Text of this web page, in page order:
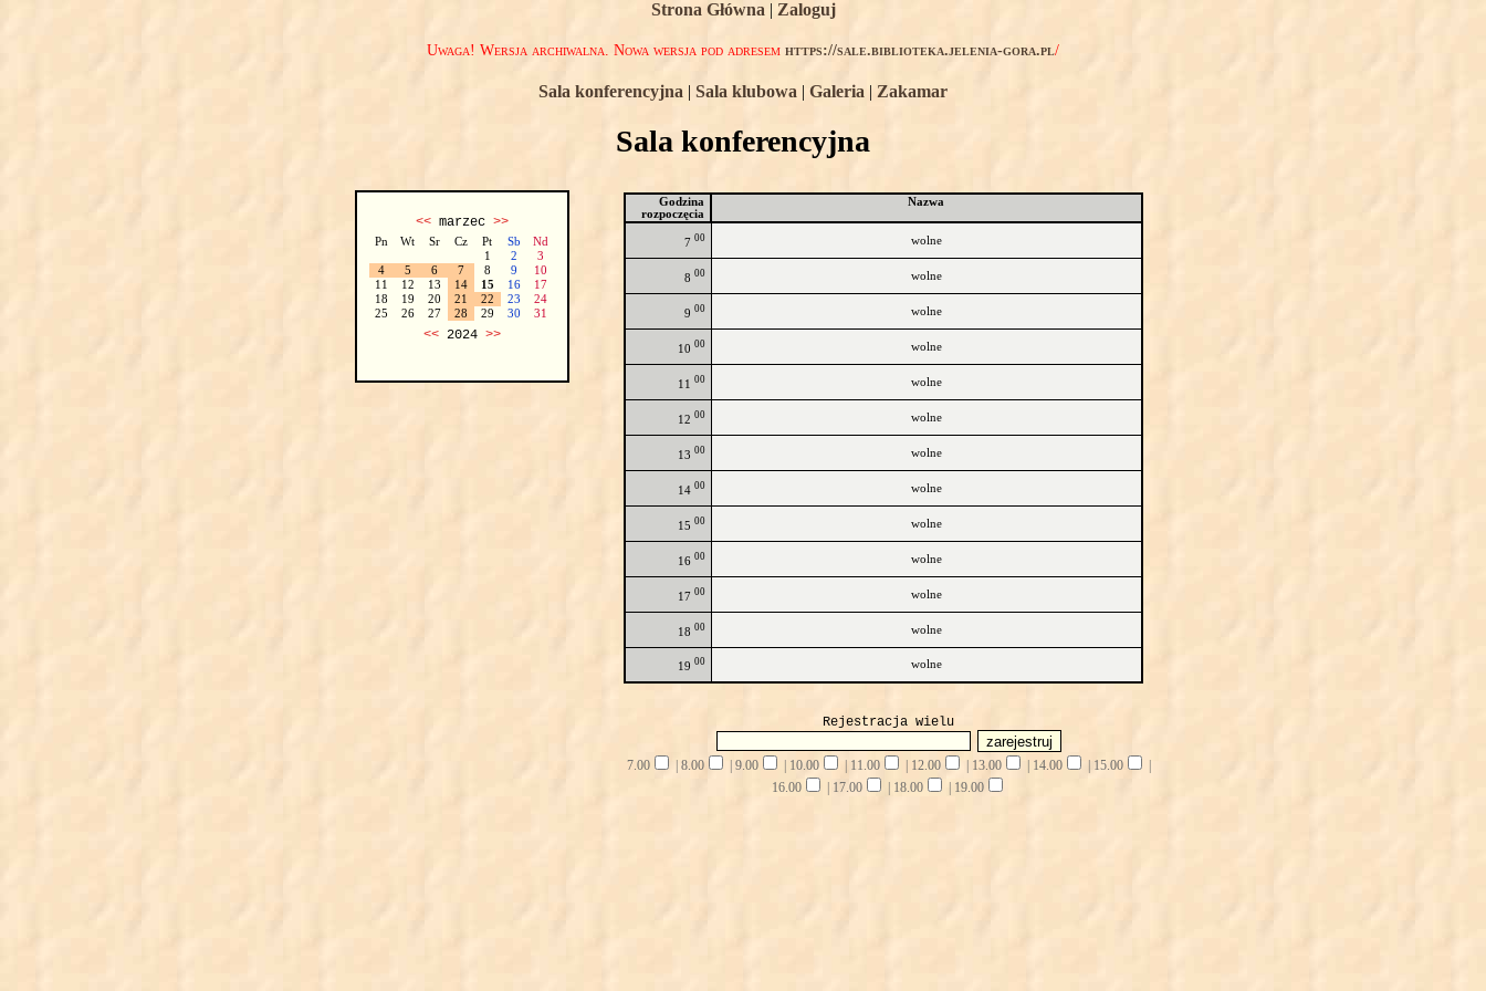
Strona Główna | Zaloguj
Uwaga! Wersja archiwalna. Nowa wersja pod adresem https://sale.biblioteka.jelenia-gora.pl/
Sala konferencyjna | Sala klubowa | Galeria | Zakamar
Sala konferencyjna
<<marzec >>
Pn Wt Sr Cz Pt Sb
Nd
1
2
3
4
5 6 7 8 9
10
11
12 13 14 15 16
17
18
19 20 21 22 23
24
25
26 27 28 29 30 31
<<2024 >>
Godzina
rozpoczęcia
Nazwa
7 00 wolne
8 00 wolne
9 00 wolne
10 00 wolne
11 00 wolne
12 00 wolne
13 00 wolne
14 00 wolne
15 00 wolne
16 00 wolne
17 00 wolne
18 00 wolne
19 00 wolne
Rejestracja wielu
7.00 8.00 9.00 10.00 11.00 12.00 13.00 14.00 15.00
16.00
17.00 18.00 19.00